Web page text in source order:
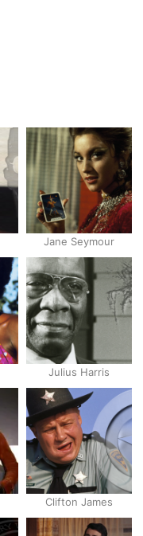
Jane Seymour
Julius Harris
Clifton James